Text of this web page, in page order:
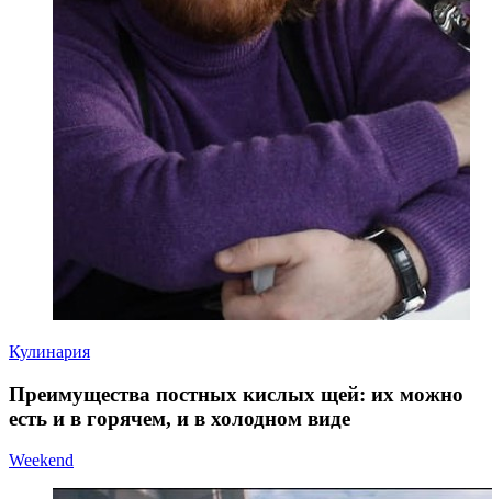
Кулинария
Преимущества постных кислых щей: их можно
есть и в горячем, и в холодном виде
Weekend